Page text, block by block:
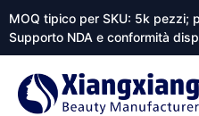
MOQ tipico per SKU: 5k pezzi;
Supporto NDA e conformità